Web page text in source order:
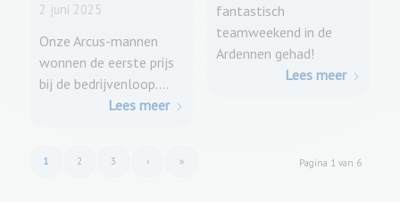
2 juni 2025
Onze Arcus-mannen
wonnen de eerste prijs
bij de bedrijvenloop.…
Lees meer
fantastisch
teamweekend in de
Ardennen gehad!
Lees meer
Pagina 1 van 6
1 2 3 › »